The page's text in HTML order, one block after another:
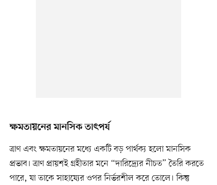
ক্ষমতায়নের মানসিক তাৎপর্য
ত্রাণ এবং ক্ষমতায়নের মধ্যে একটি বড় পার্থক্য হলো মানসিক
প্রভাব। ত্রাণ প্রায়শই গ্রহীতার মনে “দারিদ্র্যের নীচত” তৈরি করতে
পারে, যা তাকে সাহায্যের ওপর নির্ভরশীল করে তোলে। কিন্তু